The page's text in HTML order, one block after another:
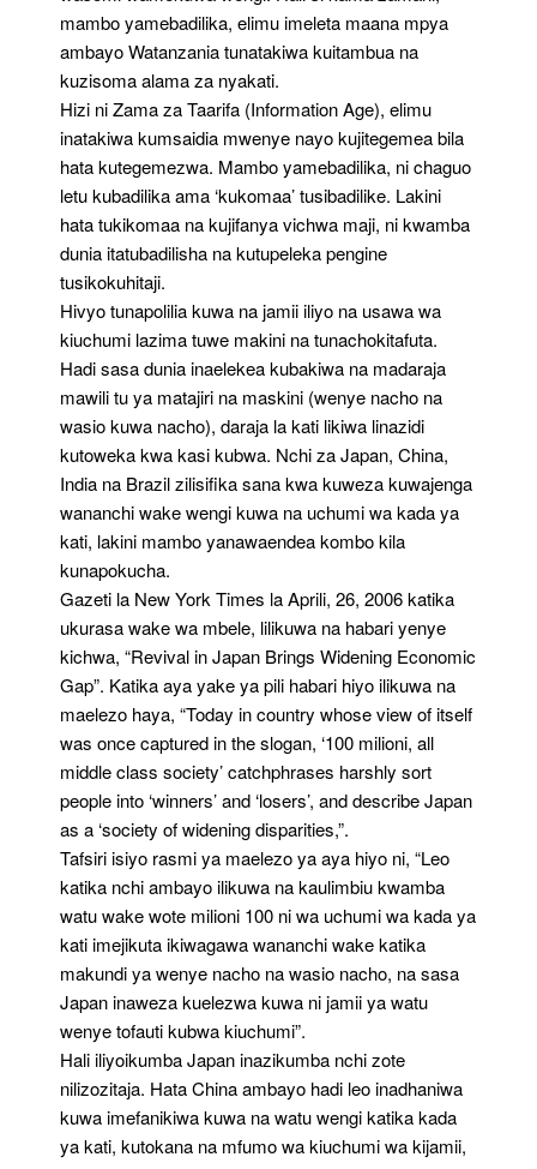
mambo yamebadilika, elimu imeleta maana mpya
ambayo Watanzania tunatakiwa kuitambua na
kuzisoma alama za nyakati.
Hizi ni Zama za Taarifa (Information Age), elimu
inatakiwa kumsaidia mwenye nayo kujitegemea bila
hata kutegemezwa. Mambo yamebadilika, ni chaguo
letu kubadilika ama ‘kukomaa’ tusibadilike. Lakini
hata tukikomaa na kujifanya vichwa maji, ni kwamba
dunia itatubadilisha na kutupeleka pengine
tusikokuhitaji.
Hivyo tunapolilia kuwa na jamii iliyo na usawa wa
kiuchumi lazima tuwe makini na tunachokitafuta.
Hadi sasa dunia inaelekea kubakiwa na madaraja
mawili tu ya matajiri na maskini (wenye nacho na
wasio kuwa nacho), daraja la kati likiwa linazidi
kutoweka kwa kasi kubwa. Nchi za Japan, China,
India na Brazil zilisifika sana kwa kuweza kuwajenga
wananchi wake wengi kuwa na uchumi wa kada ya
kati, lakini mambo yanawaendea kombo kila
kunapokucha.
Gazeti la New York Times la Aprili, 26, 2006 katika
ukurasa wake wa mbele, lilikuwa na habari yenye
kichwa, “Revival in Japan Brings Widening Economic
Gap”. Katika aya yake ya pili habari hiyo ilikuwa na
maelezo haya, “Today in country whose view of itself
was once captured in the slogan, ‘100 milioni, all
middle class society’ catchphrases harshly sort
people into ‘winners’ and ‘losers’, and describe Japan
as a ‘society of widening disparities,”.
Tafsiri isiyo rasmi ya maelezo ya aya hiyo ni, “Leo
katika nchi ambayo ilikuwa na kaulimbiu kwamba
watu wake wote milioni 100 ni wa uchumi wa kada ya
kati imejikuta ikiwagawa wananchi wake katika
makundi ya wenye nacho na wasio nacho, na sasa
Japan inaweza kuelezwa kuwa ni jamii ya watu
wenye tofauti kubwa kiuchumi”.
Hali iliyoikumba Japan inazikumba nchi zote
nilizozitaja. Hata China ambayo hadi leo inadhaniwa
kuwa imefanikiwa kuwa na watu wengi katika kada
ya kati, kutokana na mfumo wa kiuchumi wa kijamii,